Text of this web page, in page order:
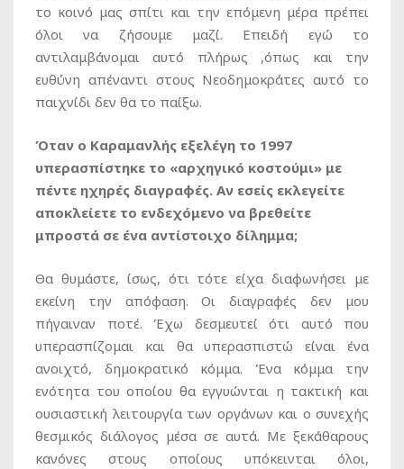
το κοινό μας σπίτι και την επόμενη μέρα πρέπει
όλοι να ζήσουμε μαζί. Επειδή εγώ το
αντιλαμβάνομαι αυτό πλήρως ,όπως και την
ευθύνη απέναντι στους Νεοδημοκράτες αυτό το
παιχνίδι δεν θα το παίξω.
Όταν ο Καραμανλής εξελέγη το 1997
υπερασπίστηκε το «αρχηγικό κοστούμι» με
πέντε ηχηρές διαγραφές. Αν εσείς εκλεγείτε
αποκλείετε το ενδεχόμενο να βρεθείτε
μπροστά σε ένα αντίστοιχο δίλημμα;
Θα θυμάστε, ίσως, ότι τότε είχα διαφωνήσει με
εκείνη την απόφαση. Οι διαγραφές δεν μου
πήγαιναν ποτέ. Έχω δεσμευτεί ότι αυτό που
υπερασπίζομαι και θα υπερασπιστώ είναι ένα
ανοιχτό, δημοκρατικό κόμμα. Ένα κόμμα την
ενότητα του οποίου θα εγγυώνται η τακτική και
ουσιαστική λειτουργία των οργάνων και ο συνεχής
θεσμικός διάλογος μέσα σε αυτά. Με ξεκάθαρους
κανόνες στους οποίους υπόκεινται όλοι,